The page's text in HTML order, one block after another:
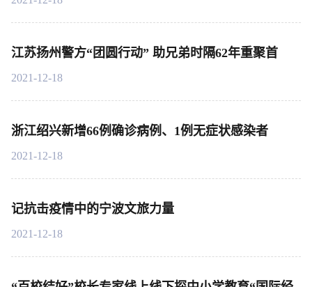
江苏扬州警方“团圆行动” 助兄弟时隔62年重聚首
2021-12-18
浙江绍兴新增66例确诊病例、1例无症状感染者
2021-12-18
记抗击疫情中的宁波文旅力量
2021-12-18